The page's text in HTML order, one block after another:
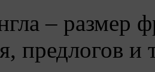
– размер
предлогов и